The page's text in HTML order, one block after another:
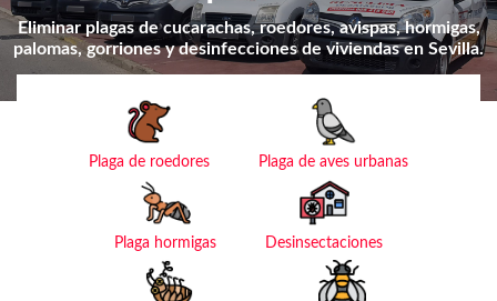
Eliminar plagas de cucarachas, roedores, avispas, hormigas,
palomas, gorriones y desinfecciones de viviendas en Sevilla.
Plaga de roedores Plaga de aves urbanas
Plaga hormigas Desinsectaciones